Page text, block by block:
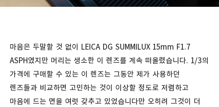
마음은 두말할 것 없이 LEICA DG SUMMILUX 15mm F1.7
ASPH였지만 머리는 생소한 이 렌즈를 계속 떠올렸습니다. 1/3의
가격에 구매할 수 있는 이 렌즈는 그동안 제가 사용하던
렌즈들과 비교하면 고민하는 것이 이상할 정도로 저렴하고
마음에 드는 면을 여럿 갖추고 있었습니다만 오히려 그것이 더